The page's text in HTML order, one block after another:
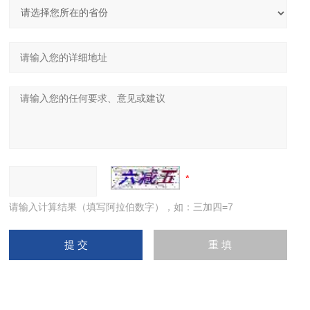
请输入计算结果（填写阿拉伯数字），如：三加四=7